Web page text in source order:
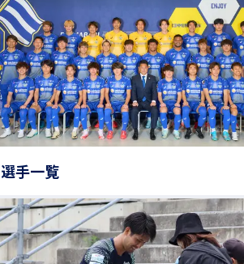
選手一覧